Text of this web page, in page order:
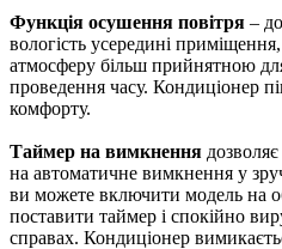
Функція осушення повітря –
вологість усередині
атмосферу більш прийнятною
проведення часу. Кондиціонер
комфорту.
Таймер на вимкнення
на автоматичне вимкнення у
ви можете включити модель на
поставити таймер і спокійно
справах. Кондиціонер